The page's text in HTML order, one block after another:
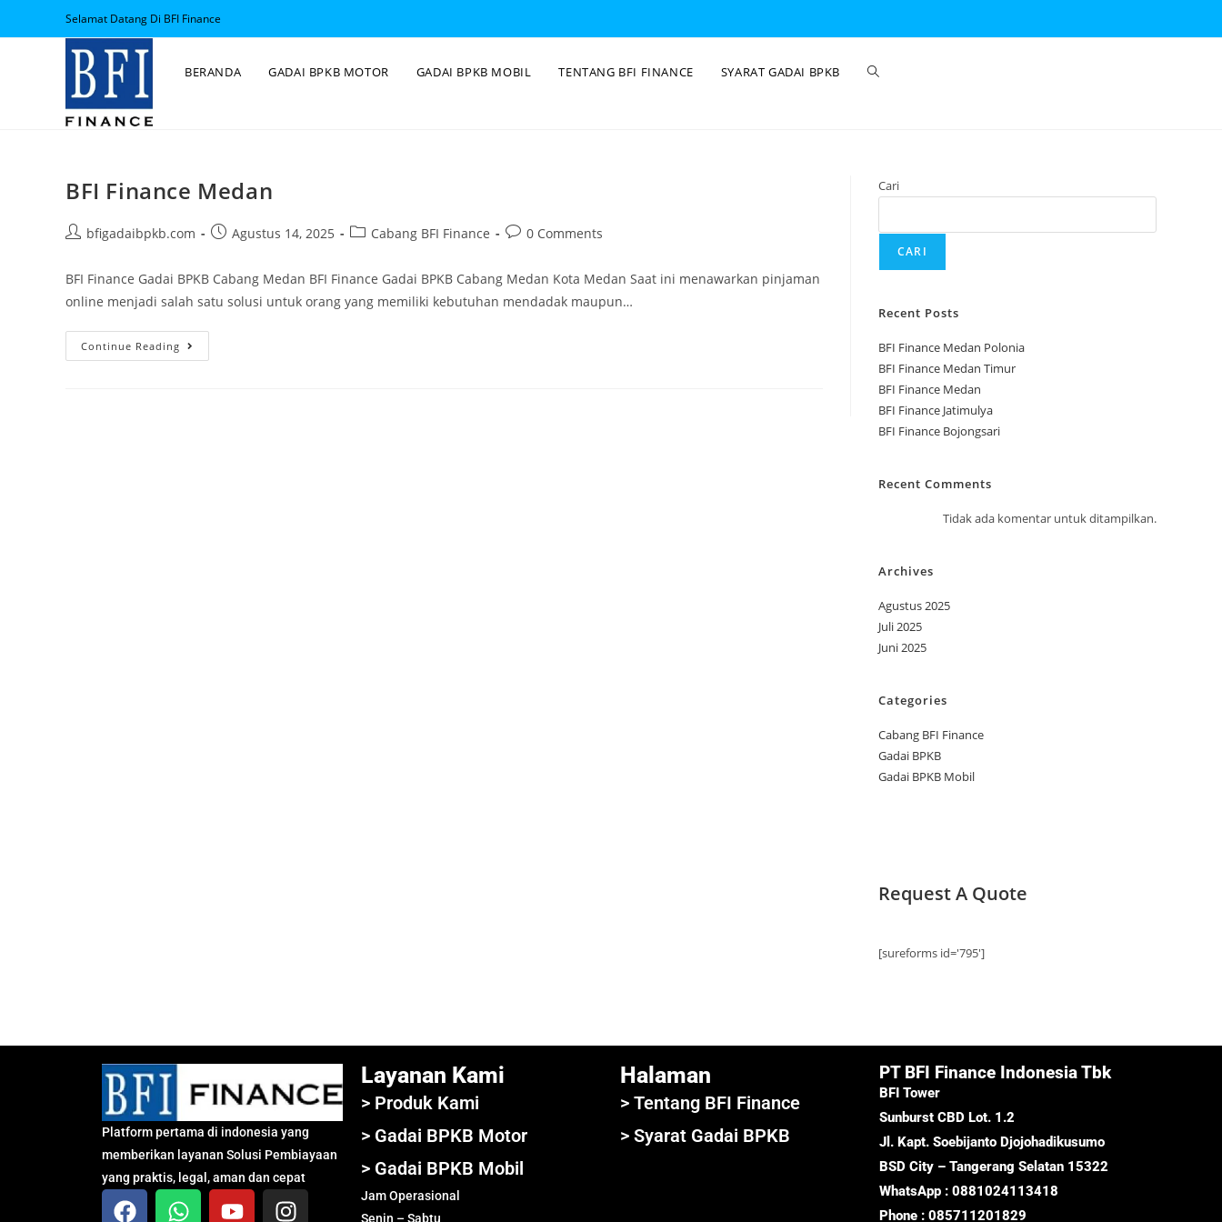
Selamat Datang Di BFI Finance
BERANDA GADAI BPKB MOTOR GADAI BPKB MOBIL TENTANG BFI FINANCE SYARAT GADAI BPKB
BFI Finance Medan
bfigadaibpkb.com Agustus 14, 2025 Cabang BFI Finance 0 Comments
BFI Finance Gadai BPKB Cabang Medan BFI Finance Gadai BPKB Cabang Medan Kota Medan Saat ini menawarkan pinjaman
online menjadi salah satu solusi untuk orang yang memiliki kebutuhan mendadak maupun…
Continue Reading
Cari
CARI
Recent Posts
BFI Finance Medan Polonia
BFI Finance Medan Timur
BFI Finance Medan
BFI Finance Jatimulya
BFI Finance Bojongsari
Recent Comments
Tidak ada komentar untuk ditampilkan.
Archives
Agustus 2025
Juli 2025
Juni 2025
Categories
Cabang BFI Finance
Gadai BPKB
Gadai BPKB Mobil
Request A Quote
[sureforms id='795']
Platform pertama di indonesia yang
memberikan layanan Solusi Pembiayaan
yang praktis, legal, aman dan cepat
Layanan Kami
> Produk Kami
> Gadai BPKB Motor
> Gadai BPKB Mobil
Jam Operasional
Senin – Sabtu
Halaman
> Tentang BFI Finance
> Syarat Gadai BPKB
PT BFI Finance Indonesia Tbk
BFI Tower
Sunburst CBD Lot. 1.2
Jl. Kapt. Soebijanto Djojohadikusumo
BSD City – Tangerang Selatan 15322
WhatsApp : 0881024113418
Phone : 085711201829